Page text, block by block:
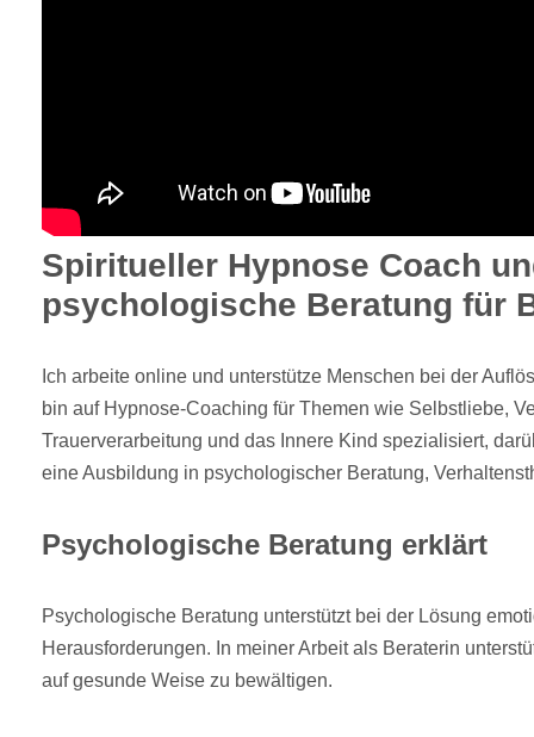
Spiritueller Hypnose Coach
psychologische Beratung für
Ich arbeite online und unterstütze Menschen bei der
bin auf Hypnose-Coaching für Themen wie Selbstliebe,
Trauerverarbeitung und das Innere Kind spezialisiert,
eine Ausbildung in psychologischer Beratung,
Psychologische Beratung erklärt
Psychologische Beratung unterstützt bei der Lösung
Herausforderungen. In meiner Arbeit als Beraterin
auf gesunde Weise zu bewältigen.